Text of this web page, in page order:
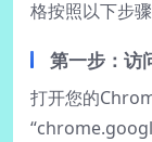
格按照以下步
第一步：访
打开您的